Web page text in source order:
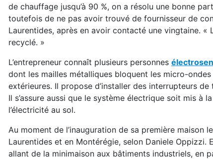
de chauffage jusqu’à 90 %, on a résolu une bonne
toutefois de ne pas avoir trouvé de fournisseur de
Laurentides, après en avoir contacté une vingtaine.
recyclé. »
L’entrepreneur connaît plusieurs personnes
dont les mailles métalliques bloquent les micro-
extérieures. Il propose d’installer des interrupteurs
Il s’assure aussi que le système électrique soit mis
l’électricité au sol.
Au moment de l’inauguration de sa première maison
Laurentides et en Montérégie, selon Daniele
allant de la minimaison aux bâtiments industriels, en